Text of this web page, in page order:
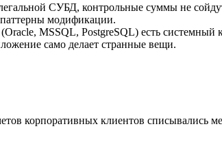
СУБД, контрольные суммы не
модификации.
MSSQL, PostgreSQL) есть системный
само делает странные вещи.
корпоративных клиентов списывались